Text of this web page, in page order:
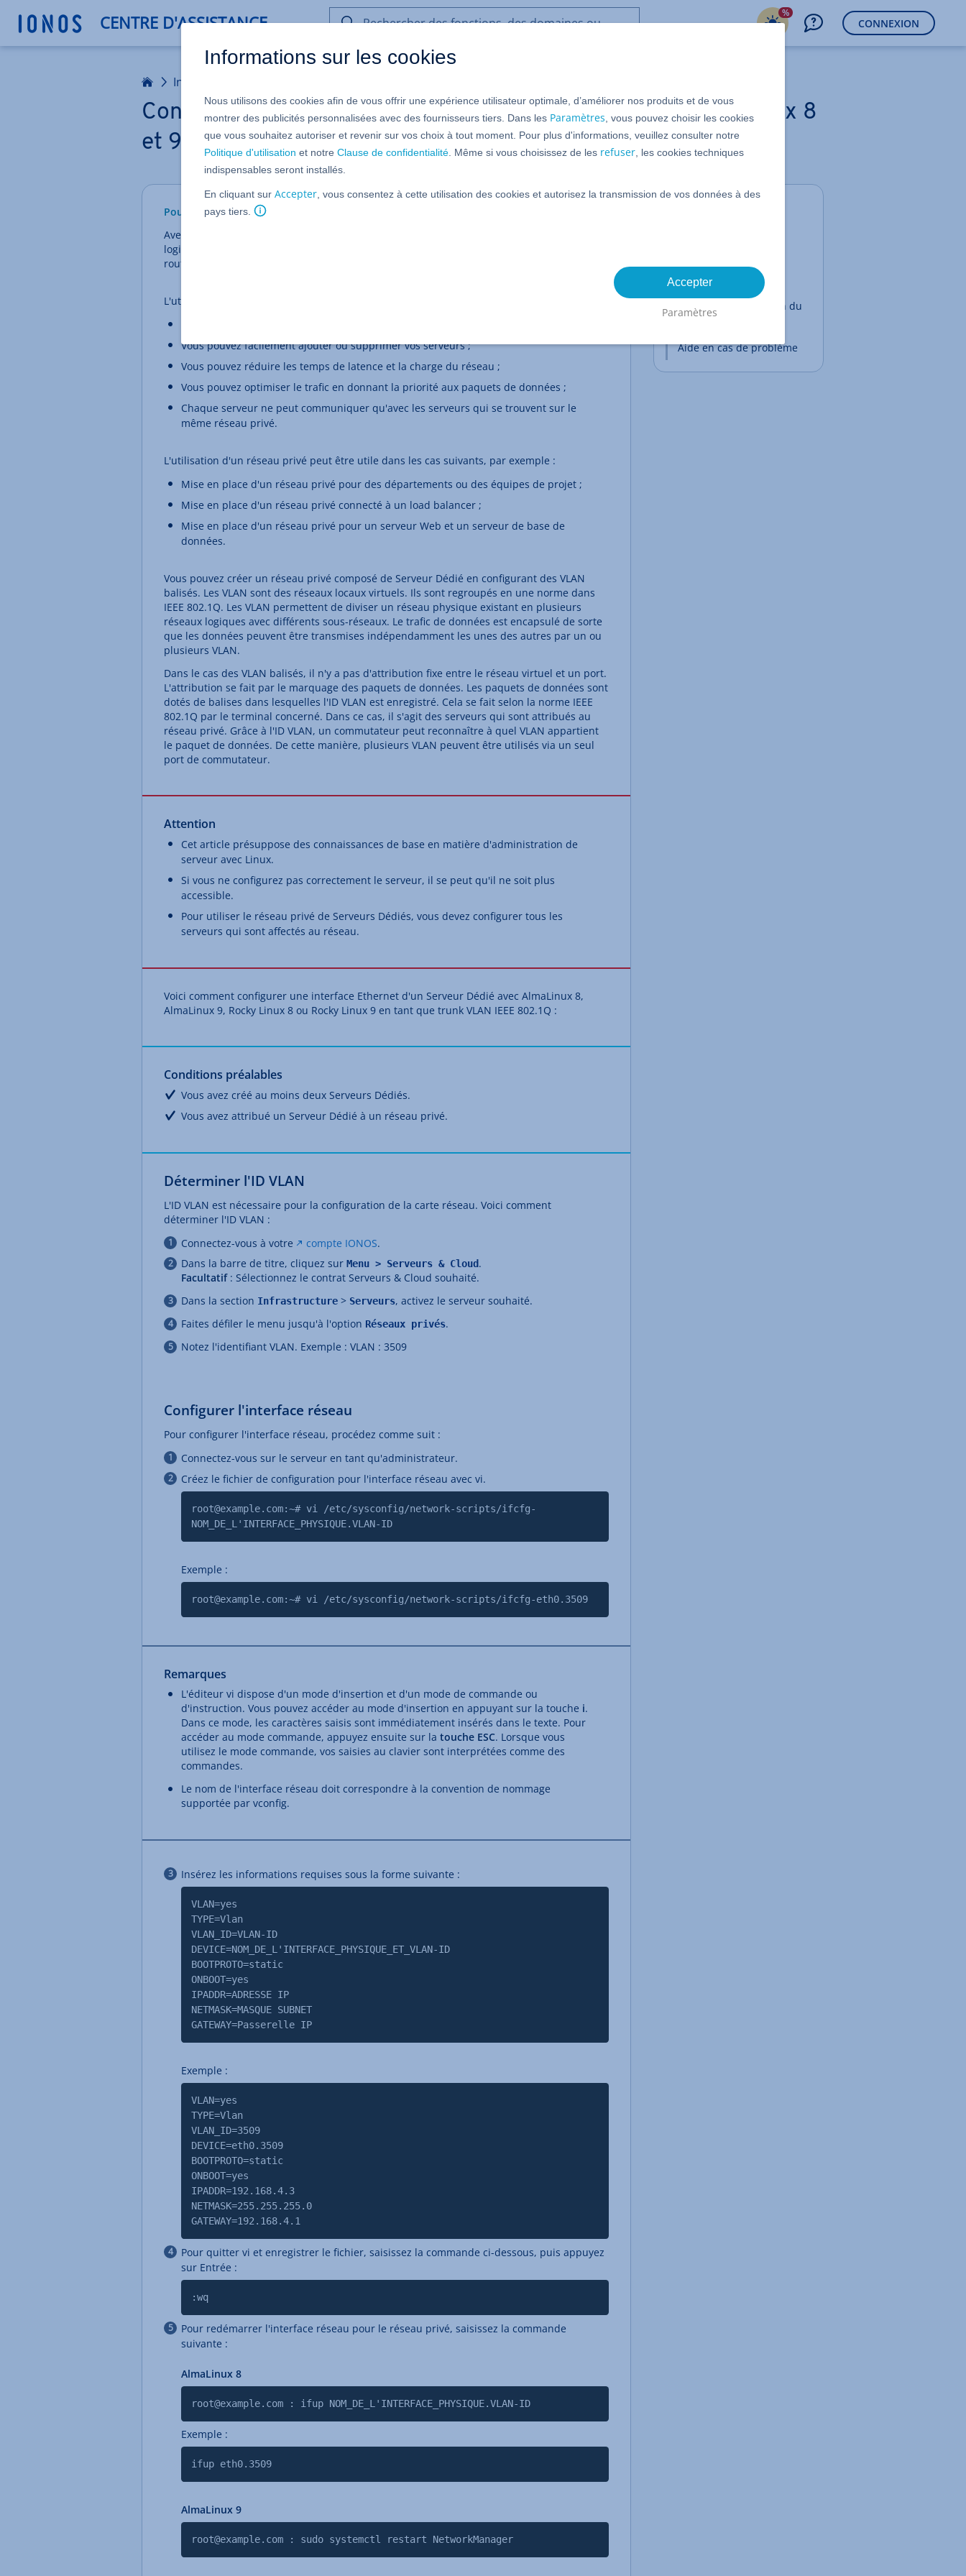
CENTRE D'ASSISTANCE
ou
de
l’aide
%
CONNEXION
Infrastructures : Serveurs et Cloud
Configurer un réseau privé pour les Serveurs Dédiés (AlmaLinux 8
et 9 et Rocky Linux 8 et 9)
Pour Serveur Dédié, géré dans le Cloud Panel
Avec un réseau privé, vous pouvez diviser votre réseau existant en plusieurs réseaux
logiques. Dans ce cas, les serveurs communiquent via des IP locales qui ne sont pas
routées sur Internet.
L'utilisation de réseaux privés vous offre les avantages suivants :
Vous pouvez facilement ajouter ou supprimer vos serveurs ;
Vous pouvez réduire les temps de latence et la charge du réseau ;
Vous pouvez optimiser le trafic en donnant la priorité aux paquets de données ;
Chaque serveur ne peut communiquer qu'avec les serveurs qui se trouvent sur le
même réseau privé.
L'utilisation d'un réseau privé peut être utile dans les cas suivants, par exemple :
Mise en place d'un réseau privé pour des départements ou des équipes de projet ;
Mise en place d'un réseau privé connecté à un load balancer ;
Mise en place d'un réseau privé pour un serveur Web et un serveur de base de
données.
Vous pouvez créer un réseau privé composé de Serveur Dédié en configurant des VLAN
balisés. Les VLAN sont des réseaux locaux virtuels. Ils sont regroupés en une norme dans
IEEE 802.1Q. Les VLAN permettent de diviser un réseau physique existant en plusieurs
réseaux logiques avec différents sous-réseaux. Le trafic de données est encapsulé de sorte
que les données peuvent être transmises indépendamment les unes des autres par un ou
plusieurs VLAN.
Dans le cas des VLAN balisés, il n'y a pas d'attribution fixe entre le réseau virtuel et un port.
L'attribution se fait par le marquage des paquets de données. Les paquets de données sont
dotés de balises dans lesquelles l'ID VLAN est enregistré. Cela se fait selon la norme IEEE
802.1Q par le terminal concerné. Dans ce cas, il s'agit des serveurs qui sont attribués au
réseau privé. Grâce à l'ID VLAN, un commutateur peut reconnaître à quel VLAN appartient
le paquet de données. De cette manière, plusieurs VLAN peuvent être utilisés via un seul
port de commutateur.
Attention
Cet article présuppose des connaissances de base en matière d'administration de
serveur avec Linux.
Si vous ne configurez pas correctement le serveur, il se peut qu'il ne soit plus
accessible.
Pour utiliser le réseau privé de Serveurs Dédiés, vous devez configurer tous les
serveurs qui sont affectés au réseau.
Voici comment configurer une interface Ethernet d'un Serveur Dédié avec AlmaLinux 8,
AlmaLinux 9, Rocky Linux 8 ou Rocky Linux 9 en tant que trunk VLAN IEEE 802.1Q :
Conditions préalables
Vous avez créé au moins deux Serveurs Dédiés.
Vous avez attribué un Serveur Dédié à un réseau privé.
Déterminer l'ID VLAN
L'ID VLAN est nécessaire pour la configuration de la carte réseau. Voici comment
déterminer l'ID VLAN :
Connectez-vous à votre
compte IONOS.
Dans la barre de titre, cliquez sur Menu > Serveurs & Cloud.
Facultatif : Sélectionnez le contrat Serveurs & Cloud souhaité.
Dans la section Infrastructure > Serveurs, activez le serveur souhaité.
Faites défiler le menu jusqu'à l'option Réseaux privés.
Notez l'identifiant VLAN. Exemple : VLAN : 3509
Configurer l'interface réseau
Pour configurer l'interface réseau, procédez comme suit :
Connectez-vous sur le serveur en tant qu'administrateur.
Créez le fichier de configuration pour l'interface réseau avec vi.
root@example.com:~# vi /etc/sysconfig/network-scripts/ifcfg-
NOM_DE_L'INTERFACE_PHYSIQUE.VLAN-ID
Exemple :
root@example.com:~# vi /etc/sysconfig/network-scripts/ifcfg-eth0.3509
Remarques
L'éditeur vi dispose d'un mode d'insertion et d'un mode de commande ou
d'instruction. Vous pouvez accéder au mode d'insertion en appuyant sur la touche i.
Dans ce mode, les caractères saisis sont immédiatement insérés dans le texte. Pour
accéder au mode commande, appuyez ensuite sur la touche ESC. Lorsque vous
utilisez le mode commande, vos saisies au clavier sont interprétées comme des
commandes.
Le nom de l'interface réseau doit correspondre à la convention de nommage
supportée par vconfig.
Insérez les informations requises sous la forme suivante :
VLAN=yes
TYPE=Vlan
VLAN_ID=VLAN-ID
DEVICE=NOM_DE_L'INTERFACE_PHYSIQUE_ET_VLAN-ID
BOOTPROTO=static
ONBOOT=yes
IPADDR=ADRESSE IP
NETMASK=MASQUE SUBNET
GATEWAY=Passerelle IP
Exemple :
VLAN=yes
TYPE=Vlan
VLAN_ID=3509
DEVICE=eth0.3509
BOOTPROTO=static
ONBOOT=yes
IPADDR=192.168.4.3
NETMASK=255.255.255.0
GATEWAY=192.168.4.1
Pour quitter vi et enregistrer le fichier, saisissez la commande ci-dessous, puis appuyez
sur Entrée :
:wq
Pour redémarrer l'interface réseau pour le réseau privé, saisissez la commande
suivante :
AlmaLinux 8
root@example.com : ifup NOM_DE_L'INTERFACE_PHYSIQUE.VLAN-ID
Exemple :
ifup eth0.3509
AlmaLinux 9
root@example.com : sudo systemctl restart NetworkManager
Configurer l'interface
réseau
Tester la configuration du
Aide en cas de problème
Informations sur les cookies
Nous utilisons des cookies afin de vous offrir une expérience utilisateur optimale, d’améliorer nos produits et de vous
montrer des publicités personnalisées avec des fournisseurs tiers. Dans les Paramètres , vous pouvez choisir les cookies
que vous souhaitez autoriser et revenir sur vos choix à tout moment. Pour plus d'informations, veuillez consulter notre
Politique d'utilisation et notre Clause de confidentialité . Même si vous choisissez de les refuser , les cookies techniques
indispensables seront installés.
En cliquant sur Accepter , vous consentez à cette utilisation des cookies et autorisez la transmission de vos données à des
pays tiers.
Accepter
Paramètres